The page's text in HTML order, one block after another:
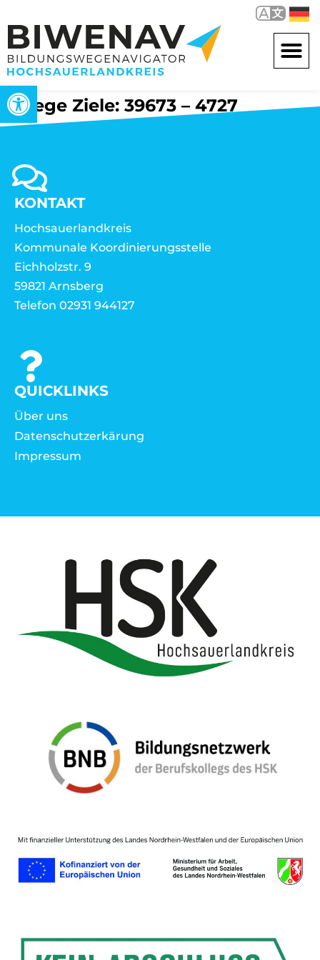
Werkzeugleiste öffnen
Wege Ziele: 39673 – 4727
KONTAKT
Hochsauerlandkreis
Kommunale Koordinierungsstelle
Eichholzstr. 9
59821 Arnsberg
Telefon 02931 944127
QUICKLINKS
Über uns
Datenschutzerkärung
Impressum